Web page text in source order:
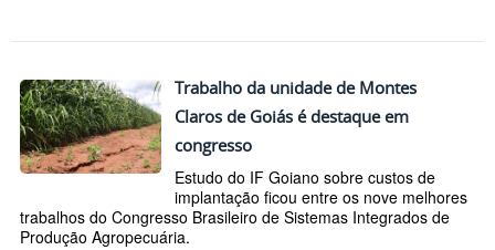
Trabalho da unidade de Montes
Claros de Goiás é destaque em
congresso
Estudo do IF Goiano sobre custos de
implantação ficou entre os nove melhores
trabalhos do Congresso Brasileiro de Sistemas Integrados de
Produção Agropecuária.